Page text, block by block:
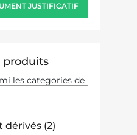
JUSTIFICATIF
dérivés 2